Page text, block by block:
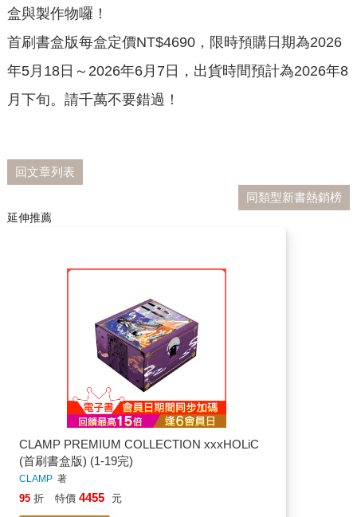
盒與製作物囉！
首刷書盒版每盒定價NT$4690，限時預購日期為2026
年5月18日～2026年6月7日，出貨時間預計為2026年8
月下旬。請千萬不要錯過！
回文章列表
同類型新書熱銷榜
延伸推薦
CLAMP PREMIUM COLLECTION xxxHOLiC
(首刷書盒版) (1-19完)
CLAMP著
95 折 特價 4455 元